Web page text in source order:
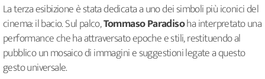
La terza esibizione è stata dedicata a uno dei simboli più iconici del
cinema: il bacio. Sul palco,Tommaso Paradisoha interpretato una
performance che ha attraversato epoche e stili, restituendo al
pubblico un mosaico di immagini e suggestioni legate a questo
gesto universale.